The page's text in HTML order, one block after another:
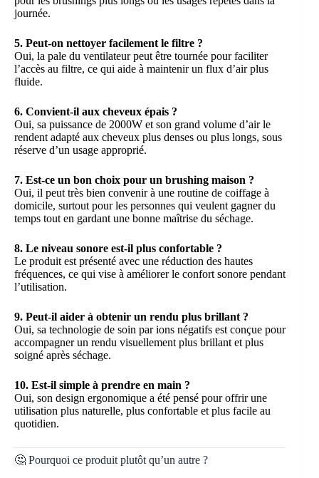
journée.
5. Peut-on nettoyer facilement le filtre ?
Oui, la pale du ventilateur peut être tournée pour faciliter
l’accès au filtre, ce qui aide à maintenir un flux d’air plus
fluide.
6. Convient-il aux cheveux épais ?
Oui, sa puissance de 2000W et son grand volume d’air le
rendent adapté aux cheveux plus denses ou plus longs, sous
réserve d’un usage approprié.
7. Est-ce un bon choix pour un brushing maison ?
Oui, il peut très bien convenir à une routine de coiffage à
domicile, surtout pour les personnes qui veulent gagner du
temps tout en gardant une bonne maîtrise du séchage.
8. Le niveau sonore est-il plus confortable ?
Le produit est présenté avec une réduction des hautes
fréquences, ce qui vise à améliorer le confort sonore pendant
l’utilisation.
9. Peut-il aider à obtenir un rendu plus brillant ?
Oui, sa technologie de soin par ions négatifs est conçue pour
accompagner un rendu visuellement plus brillant et plus
soigné après séchage.
10. Est-il simple à prendre en main ?
Oui, son design ergonomique a été pensé pour offrir une
utilisation plus naturelle, plus confortable et plus facile au
quotidien.
🤔 Pourquoi ce produit plutôt qu’un autre ?